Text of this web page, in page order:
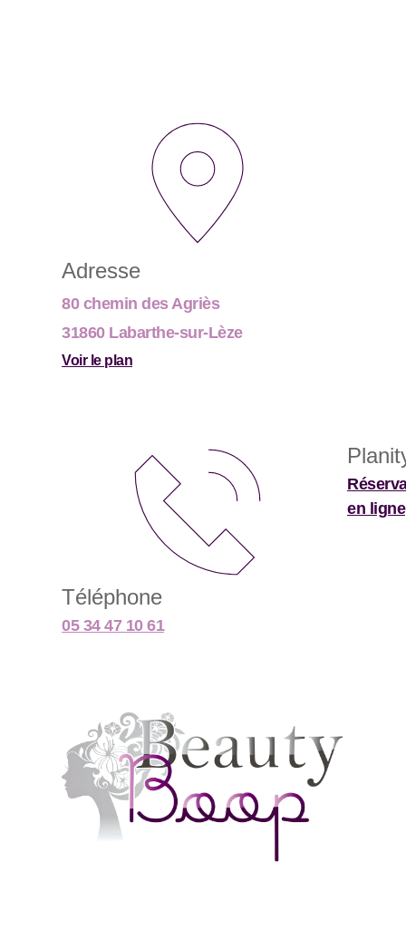
Adresse
80 chemin des Agriès
31860 Labarthe-sur-Lèze
Voir le plan
Téléphone
05 34 47 10 61
en ligne